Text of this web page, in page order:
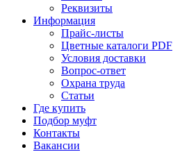
Реквизиты
Информация
Прайс-листы
Цветные каталоги PDF
Условия доставки
Вопрос-ответ
Охрана труда
Статьи
Где купить
Подбор муфт
Контакты
Вакансии